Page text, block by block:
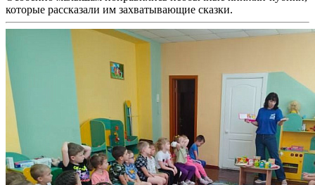
которые рассказали им захватывающие сказки.